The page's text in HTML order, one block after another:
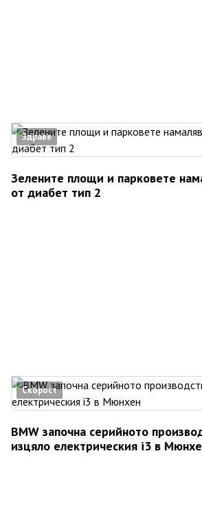
Здраве
Зелените площи и парковете
от диабет тип 2
Скорост
BMW започна серийното
изцяло електрическия i3 в